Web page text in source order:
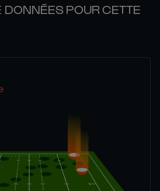
DONNÉES POUR CETTE